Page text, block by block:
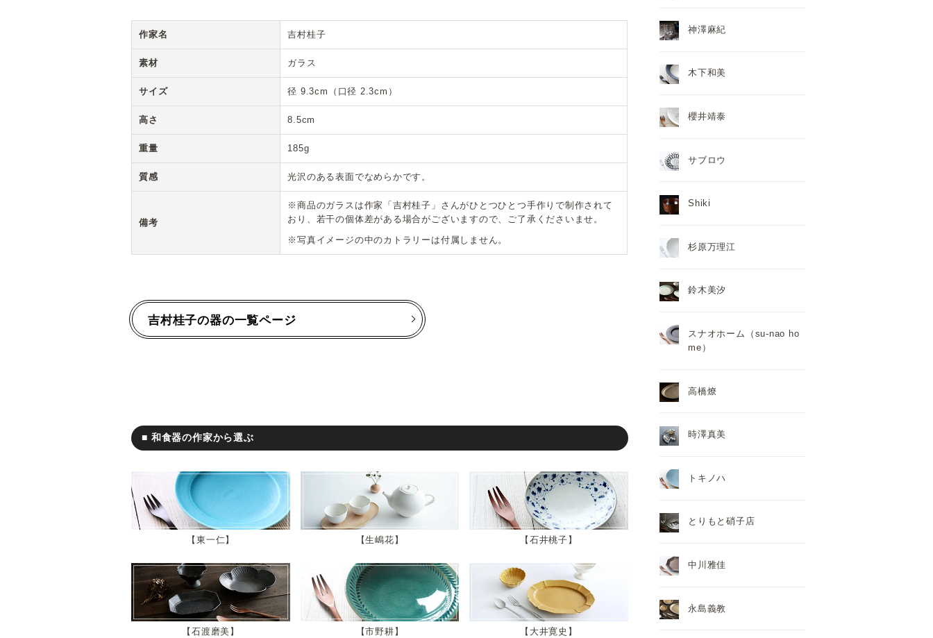
作家名 吉村桂子
素材 ガラス
サイズ 径 9.3cm（口径 2.3cm）
高さ 8.5cm
重量 185g
質感 光沢のある表面でなめらかです。
備考
※商品のガラスは作家「吉村桂子」さんがひとつひとつ手作りで制作されて
おり、若干の個体差がある場合がございますので、ご了承くださいませ。
※写真イメージの中のカトラリーは付属しません。
吉村桂子の器の一覧ページ
■ 和食器の作家から選ぶ
東一仁 生嶋花 石井桃子
石渡磨美 市野耕 大井寛史
神澤麻紀
木下和美
櫻井靖泰
サブロウ
Shiki
杉原万理江
鈴木美汐
スナオホーム（su-nao ho
me）
高橋燎
時澤真美
トキノハ
とりもと硝子店
中川雅佳
永島義教